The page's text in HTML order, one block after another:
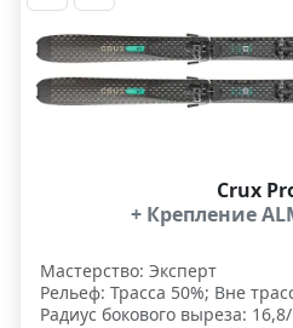
Crux
+ Крепление
Мастерство: Эксперт
Рельеф: Трасса 50%; Вне
Радиус бокового выреза: